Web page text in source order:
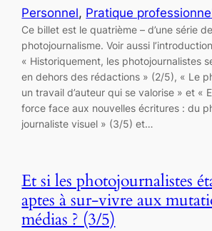
Personnel, Pratique
Ce billet est le quatrième – d’une série
photojournalisme. Voir aussi
« Historiquement, les photojournalistes
en dehors des rédactions » (2/5), « Le
un travail d’auteur qui se valorise » et «
force face aux nouvelles écritures : du
journaliste visuel » (3/5) et…
Et si les photojournalistes
aptes à sur-vivre aux
médias ? (3/5)